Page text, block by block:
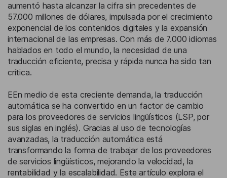
aumentó hasta alcanzar la cifra sin precedentes de
57.000 millones de dólares, impulsada por el crecimiento
exponencial de los contenidos digitales y la expansión
internacional de las empresas. Con más de 7.000 idiomas
hablados en todo el mundo, la necesidad de una
traducción eficiente, precisa y rápida nunca ha sido tan
crítica.
EEn medio de esta creciente demanda, la traducción
automática se ha convertido en un factor de cambio
para los proveedores de servicios lingüísticos (LSP, por
sus siglas en inglés). Gracias al uso de tecnologías
avanzadas, la traducción automática está
transformando la forma de trabajar de los proveedores
de servicios lingüísticos, mejorando la velocidad, la
rentabilidad y la escalabilidad. Este artículo explora el